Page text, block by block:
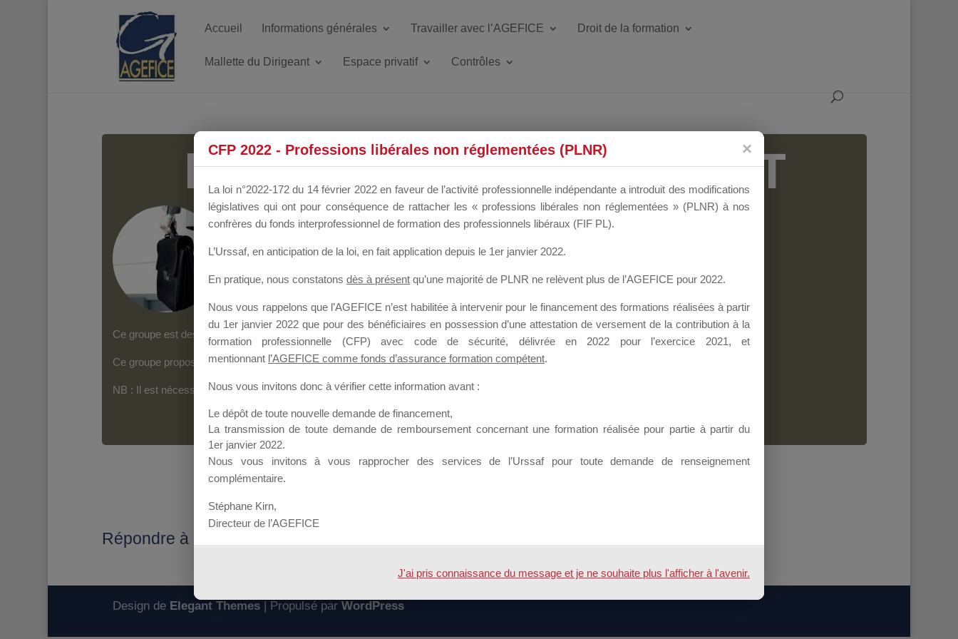
Accueil Informations générales Travailler avec l’AGEFICE Droit de la formation
Mallette du Dirigeant Espace privatif Contrôles
MALLETTE DU DIRIGEANT
Groupe Public il y a un mois
Ce groupe est destiné aux Organismes de Formation qui souhaitent répondre à l’Appel à Propositions Mallette du Dirigeant.
Ce groupe propose un forum dédié au support sur lequel il est possible de laisser un message ou poser une question.
NB : Il est nécessaire d’êtreinscrit(e)pour pouvoir rejoindre ce groupe
Répondre à : Mise en ligne des sessions et promotion [Contenu public]
Design de Elegant Themes| Propulsé par WordPress
CFP 2022 - Professions libérales non réglementées (PLNR)
La loi n°2022-172 du 14 février 2022 en faveur de l’activité professionnelle indépendante a introduit des modifications
législatives qui ont pour conséquence de rattacher les « professions libérales non réglementées » (PLNR) à nos
confrères du fonds interprofessionnel de formation des professionnels libéraux (FIF PL).
L’Urssaf, en anticipation de la loi, en fait application depuis le 1er janvier 2022.
En pratique, nous constatons dès à présent qu’une majorité de PLNR ne relèvent plus de l’AGEFICE pour 2022.
Nous vous rappelons que l’AGEFICE n’est habilitée à intervenir pour le financement des formations réalisées à partir
du 1er janvier 2022 que pour des bénéficiaires en possession d’une attestation de versement de la contribution à la
formation professionnelle (CFP) avec code de sécurité, délivrée en 2022 pour l’exercice 2021, et
mentionnant l’AGEFICE comme fonds d’assurance formation compétent.
Nous vous invitons donc à vérifier cette information avant :
Le dépôt de toute nouvelle demande de financement,
La transmission de toute demande de remboursement concernant une formation réalisée pour partie à partir du
1er janvier 2022.
Nous vous invitons à vous rapprocher des services de l’Urssaf pour toute demande de renseignement
complémentaire.
Stéphane Kirn,
Directeur de l’AGEFICE
J'ai pris connaissance du message et je ne souhaite plus l'afficher à l'avenir.